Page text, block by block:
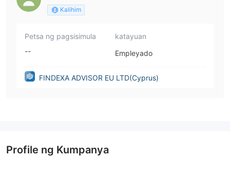
Kalihim
Petsa ng pagsisimula
--
katayuan
Empleyado
FINDEXA ADVISOR EU LTD(Cyprus)
Profile ng Kumpanya